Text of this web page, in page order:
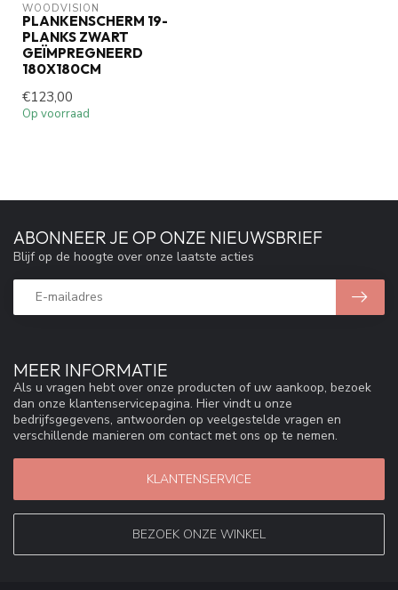
WOODVISION
PLANKENSCHERM 19-
PLANKS ZWART
GEÏMPREGNEERD
180X180CM
€123,00
Op voorraad
MEER INFORMATIE
Als u vragen hebt over onze producten of uw aankoop, bezoek
dan onze klantenservicepagina. Hier vindt u onze
bedrijfsgegevens, antwoorden op veelgestelde vragen en
verschillende manieren om contact met ons op te nemen.
KLANTENSERVICE
BEZOEK ONZE WINKEL
ABONNEER JE OP ONZE NIEUWSBRIEF
Blijf op de hoogte over onze laatste acties